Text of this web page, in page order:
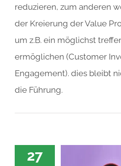
reduzieren, zum anderen
der Kreierung der Value
um z.B. ein möglichst
ermöglichen (Customer
Engagement). dies bleibt
die Führung.
27